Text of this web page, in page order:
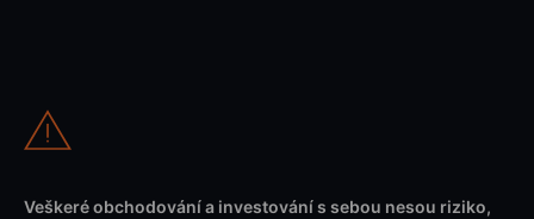
Veškeré obchodování a investování s sebou nesou riziko,